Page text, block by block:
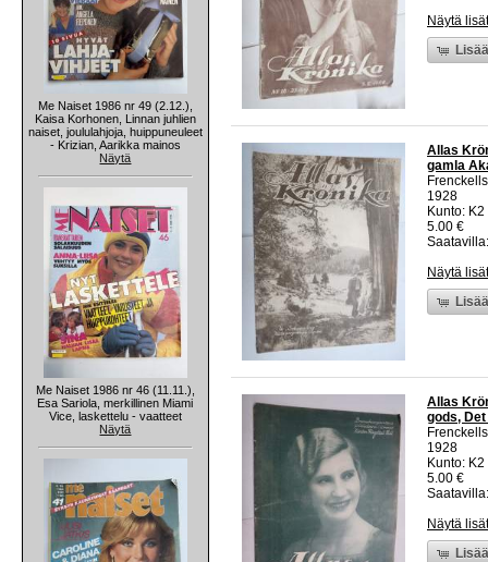
Me Naiset 1986 nr 49 (2.12.),
Kaisa Korhonen, Linnan juhlien
naiset, joululahjoja, huippuneuleet
- Krizian, Aarikka mainos
Näytä
Me Naiset 1986 nr 46 (11.11.),
Esa Sariola, merkillinen Miami
Vice, laskettelu - vaatteet
Näytä
Näytä
Allas
gamla
1928
Kunto:
5.00 €
Näytä
Allas
gods,
1928
Kunto:
5.00 €
Näytä